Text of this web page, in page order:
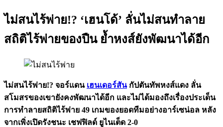
ไม่สนไร้พ่าย!? ‘เฮนโด้’ ลั่นไม่สนทำลาย
สถิติไร้พ่ายของปืน ย้ำหงส์ยังพัฒนาได้อีก
ไม่สนไร้พ่าย!? จอร์แดน เฮนเดอร์สันกัปตันทัพหงส์แดง ลั่น
สโมสรของเขายังคงพัฒนาได้อีก และไม่ได้มองถึงเรื่องประเด็น
การทำลายสถิติไร้พ่าย 49 เกมของยอดทีมอย่างอาร์เซน่อล หลัง
จากเพิ่งเปิดรังชนะ เชฟฟิลด์ ยูไนเต็ด 2-0